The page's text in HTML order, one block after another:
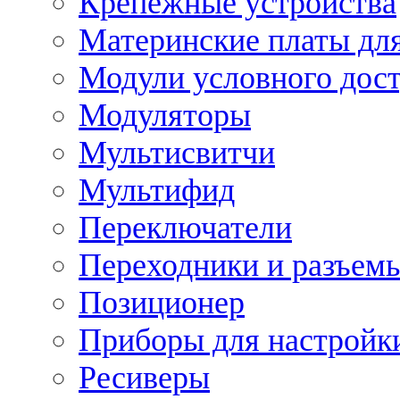
Материнские платы
Модули условного
Модуляторы
Мультисвитчи
Мультифид
Переключатели
Переходники и
Позиционер
Приборы для
Ресиверы